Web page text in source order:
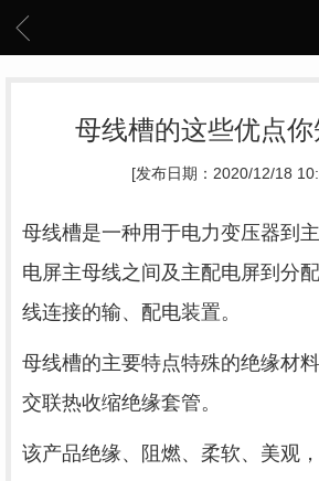
母线槽的这些优点你
[发布日期：2020/12/18
母线槽是一种用于电力变压器到
电屏主母线之间及主配电屏到分
线连接的输、配电装置。
母线槽的主要特点特殊的绝缘材
交联热收缩绝缘套管。
该产品绝缘、阻燃、柔软、美观